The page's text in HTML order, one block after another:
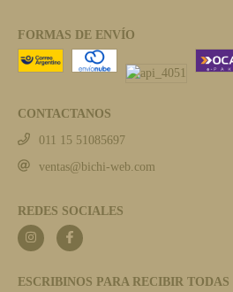
FORMAS DE ENVÍO
CONTACTANOS
011 15 51085697
ventas@bichi-web.com
REDES SOCIALES
ESCRIBINOS PARA RECIBIR TODAS